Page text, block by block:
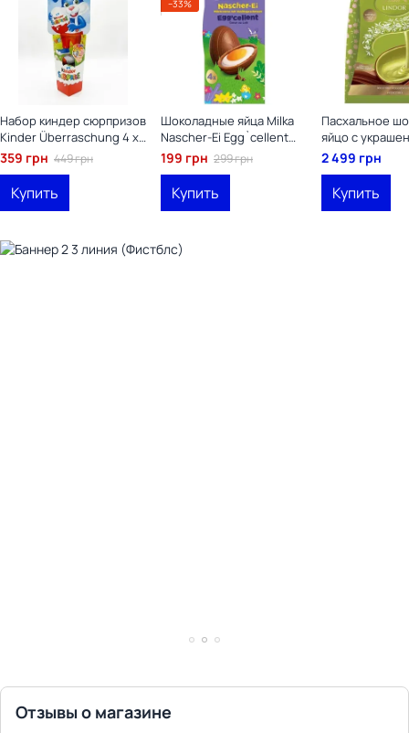
Набор киндер сюрпризов
Kinder Überraschung 4 x
20г
359 грн 449 грн
Купить
−33%
Шоколадные яйца Milka
Nascher-Ei Egg`cellent
124g
199 грн 299 грн
Купить
Пасхальное
яйцо с
Lindor Easter
Chocolate
2 499 грн
Купить
Отзывы о магазине